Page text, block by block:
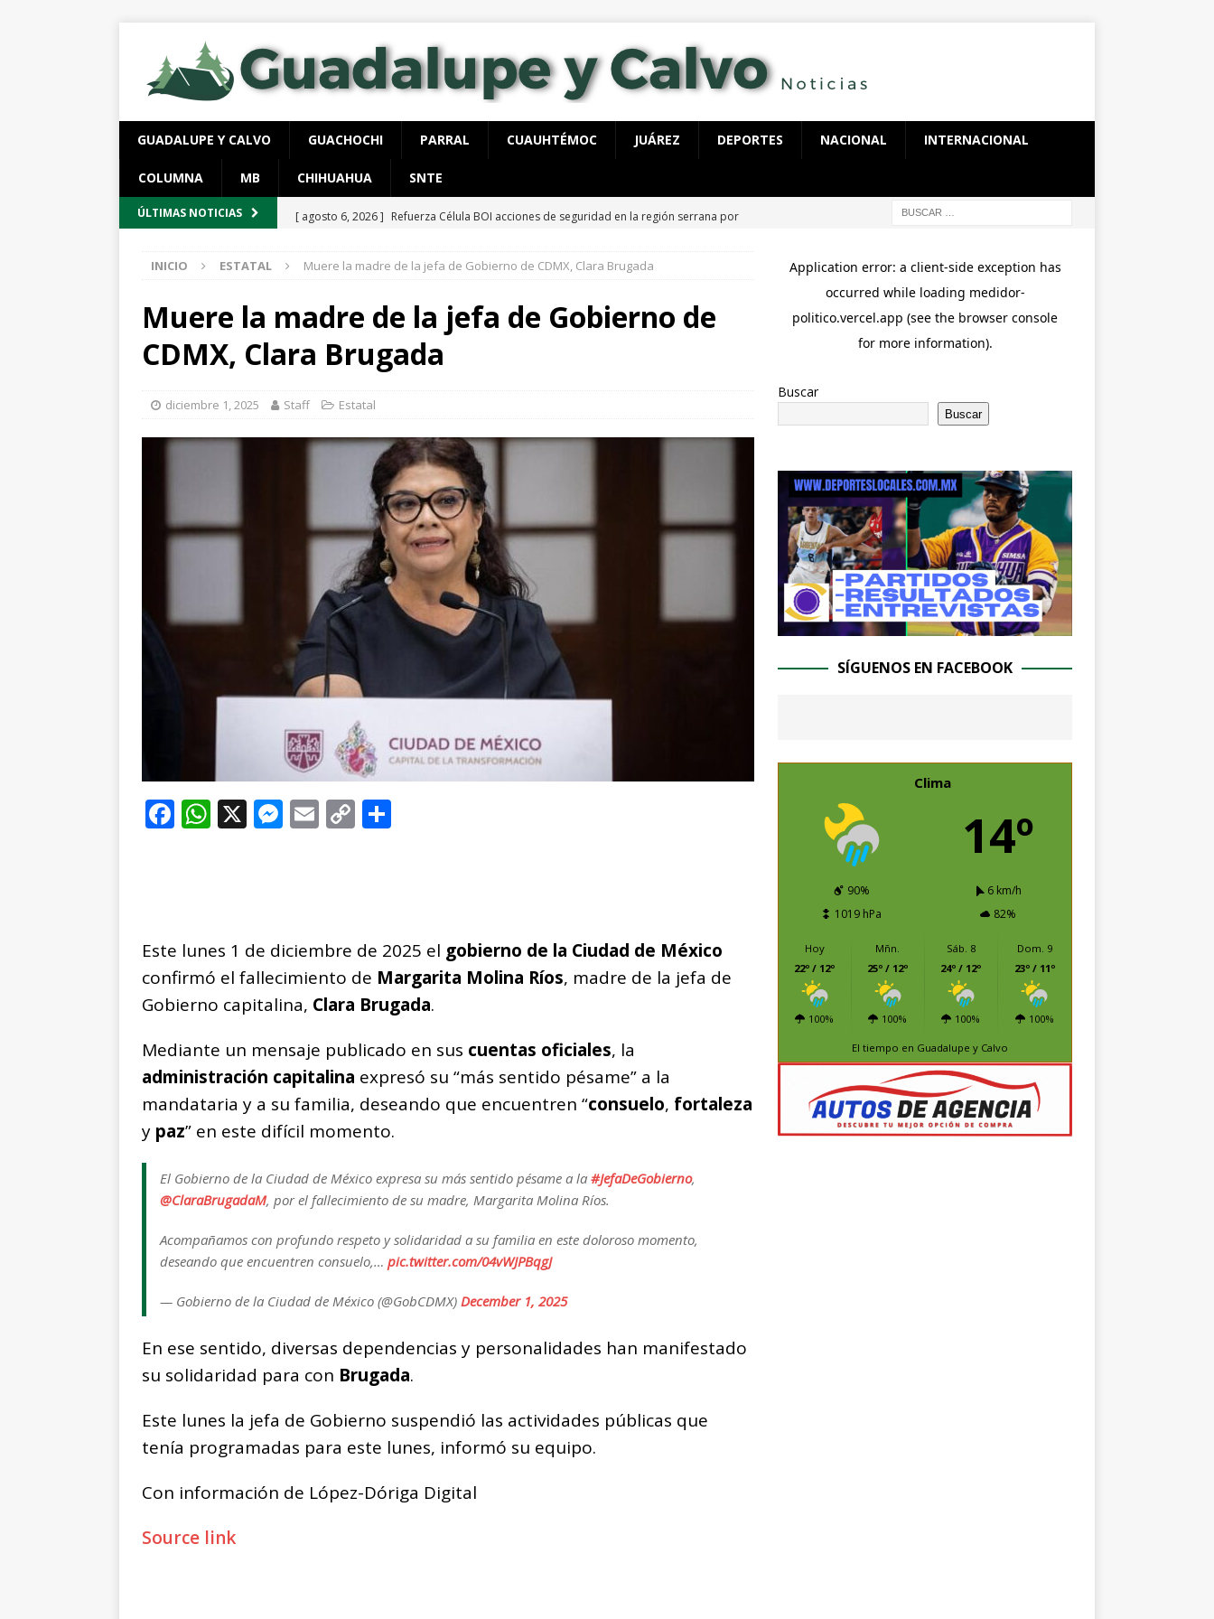
GUADALUPE Y CALVO GUACHOCHI PARRAL CUAUHTÉMOC JUÁREZ DEPORTES NACIONAL INTERNACIONAL
COLUMNA MB CHIHUAHUA SNTE
ÚLTIMAS NOTICIAS [ agosto 6, 2026 ] Refuerza Célula BOI acciones de seguridad en la región serrana por
[ agosto 6, 2026 ] Ejecutan a hombre dentro de su vivienda en la colonia Ramón Reyes
ESTATAL
Lo detienen con 40 dosis de cocaína, tenía órdenes de aprehensión
vigentes
ESTATAL
[ agosto 6, 2026 ]
Destaca César Jáuregui la importancia de atender las colonias con
cercanía y presencia
ESTATAL
INICIO ESTATAL Muere la madre de la jefa de Gobierno de CDMX, Clara Brugada
Muere la madre de la jefa de Gobierno de
CDMX, Clara Brugada
diciembre 1, 2025 Staff Estatal
F
o
o
k
W
p
p
X M
g
e
r
E C
n
k
ti
r
Este lunes 1 de diciembre de 2025 el gobierno de la Ciudad de México
confirmó el fallecimiento de Margarita Molina Ríos, madre de la jefa de
Gobierno capitalina, Clara Brugada.
Mediante un mensaje publicado en sus cuentas oficiales, la
administración capitalina expresó su “más sentido pésame” a la
mandataria y a su familia, deseando que encuentren “consuelo, fortaleza
y paz” en este difícil momento.
El Gobierno de la Ciudad de México expresa su más sentido pésame a la #JefaDeGobierno,
@ClaraBrugadaM, por el fallecimiento de su madre, Margarita Molina Ríos.
Acompañamos con profundo respeto y solidaridad a su familia en este doloroso momento,
deseando que encuentren consuelo,… pic.twitter.com/04vWJPBqgJ
— Gobierno de la Ciudad de México (@GobCDMX) December 1, 2025
En ese sentido, diversas dependencias y personalidades han manifestado
su solidaridad para con Brugada.
Este lunes la jefa de Gobierno suspendió las actividades públicas que
tenía programadas para este lunes, informó su equipo.
Con información de López-Dóriga Digital
Source link
Buscar
Buscar
SÍGUENOS EN FACEBOOK
Clima
14º
90%
6 km/h
1019 hPa
82%
Hoy
22º / 12º
100%
Mñn.
25º / 12º
100%
Sáb. 8
24º / 12º
100%
Dom. 9
23º / 11º
100%
El tiempo en Guadalupe y Calvo